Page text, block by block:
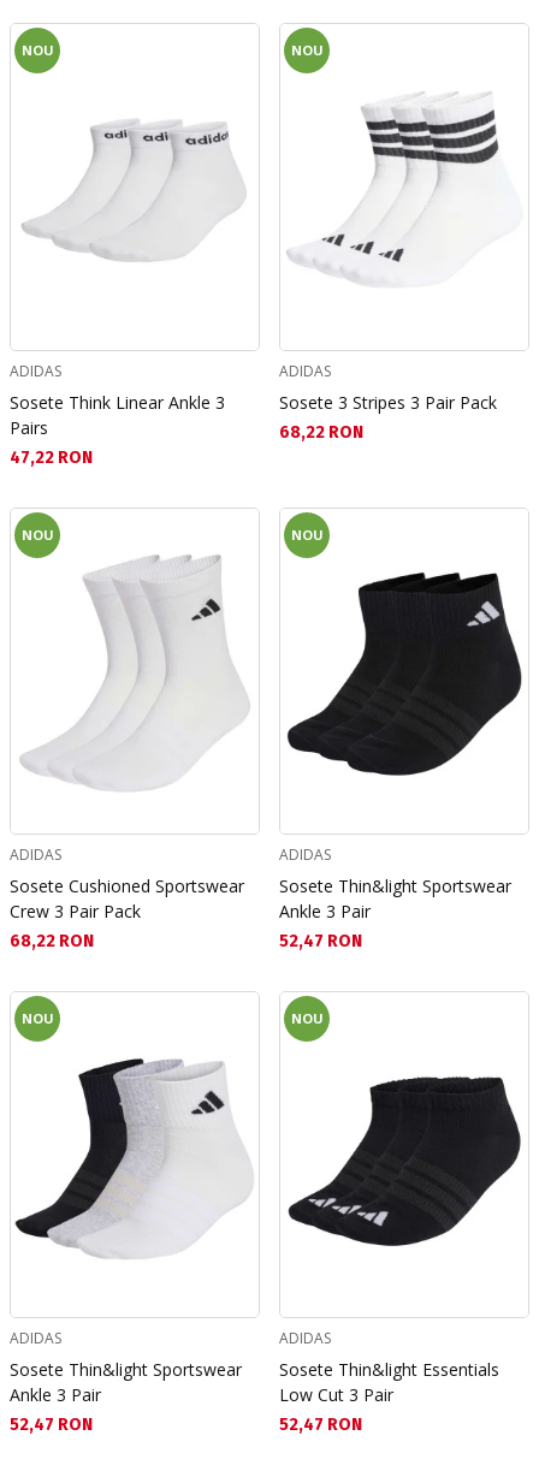
NOU
ADIDAS
Sosete Think Linear Ankle 3
Pairs
Текуща цена:
47,22 RON
NOU
ADIDAS
Sosete 3 Stripes 3 Pair Pack
Текуща цена:
68,22 RON
NOU
ADIDAS
Sosete Cushioned Sportswear
Crew 3 Pair Pack
Текуща цена:
68,22 RON
NOU
ADIDAS
Sosete Thin&light Sportswear
Ankle 3 Pair
Текуща цена:
52,47 RON
NOU
ADIDAS
Sosete Thin&light Sportswear
Ankle 3 Pair
Текуща цена:
52,47 RON
NOU
ADIDAS
Sosete Thin&light Essentials
Low Cut 3 Pair
Текуща цена:
52,47 RON